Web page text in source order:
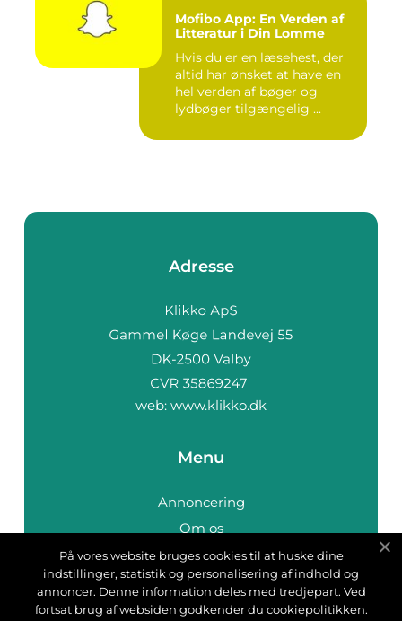
Mofibo App: En Verden af
Litteratur i Din Lomme
Hvis du er en læsehest, der
altid har ønsket at have en
hel verden af bøger og
lydbøger tilgængelig ...
Adresse
web: www.klikko.dk
Menu
Annoncering
Om os
Cookies
Kontakt os
Sitemap
På vores website bruges cookies til at huske dine
indstillinger, statistik og personalisering af indhold og
annoncer. Denne information deles med tredjepart. Ved
fortsat brug af websiden godkender du cookiepolitikken.